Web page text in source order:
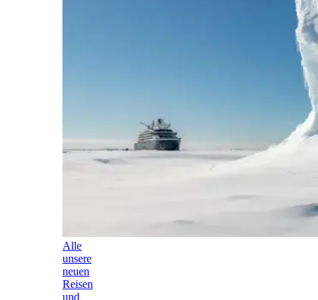
Alle
unsere
neuen
Reisen
und